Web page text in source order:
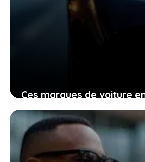
Ces marques de voiture
transforment votre
l’automobile aujourd’hui
23 janvier 2026